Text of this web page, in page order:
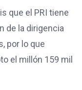
que el PRI tiene
de la dirigencia
por lo que
el millón 159 mil